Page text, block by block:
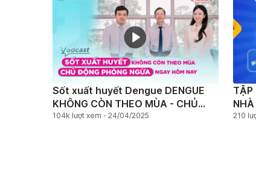
Sốt xuất huyết Dengue DENGUE
KHÔNG CÒN THEO MÙA - CHỦ
ĐỘNG PHÒNG NGỪA NGAY HÔM
104k lượt xem 24/04/2025
TẬP
210